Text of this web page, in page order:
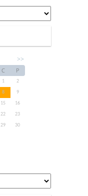
>>
C P
1
2
8
9
15
16
22
23
29
30